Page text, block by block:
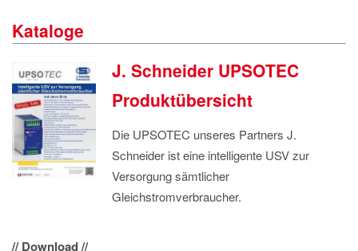
DATENSCHUTZ
Kataloge
J. Schneider UPSOTEC
Produktübersicht
Die UPSOTEC unseres Partners J.
Schneider ist eine intelligente USV zur
Versorgung sämtlicher
Gleichstromverbraucher.
// Download //